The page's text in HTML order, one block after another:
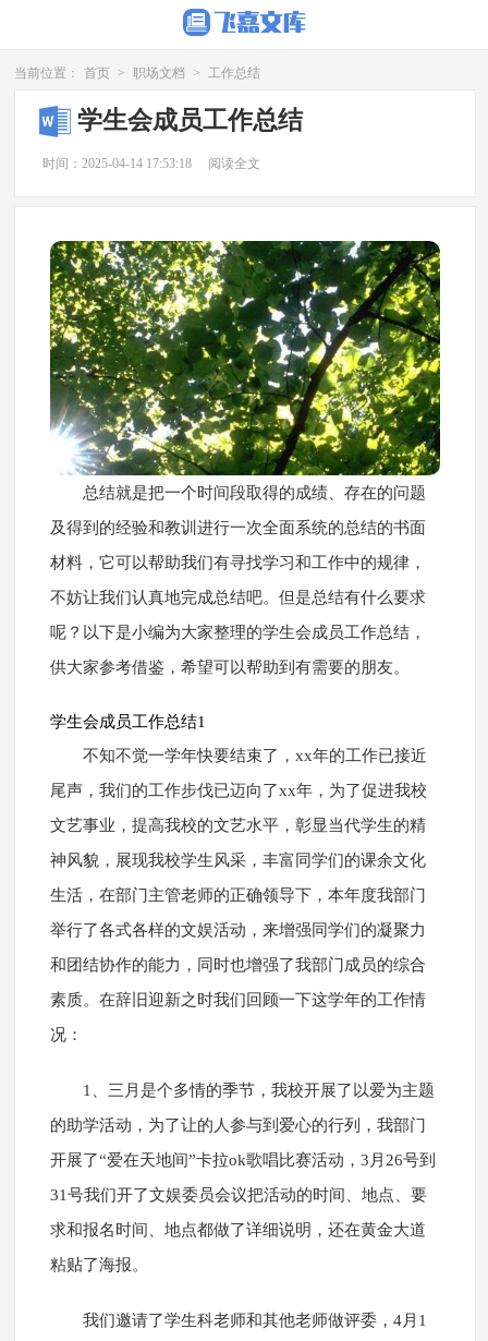
当前位置： 首页 > 职场文档 > 工作总结
学生会成员工作总结
时间：2025-04-14 17:53:18 阅读全文
总结就是把一个时间段取得的成绩、存在的问题
及得到的经验和教训进行一次全面系统的总结的书面
材料，它可以帮助我们有寻找学习和工作中的规律，
不妨让我们认真地完成总结吧。但是总结有什么要求
呢？以下是小编为大家整理的学生会成员工作总结，
供大家参考借鉴，希望可以帮助到有需要的朋友。
学生会成员工作总结1
不知不觉一学年快要结束了，xx年的工作已接近
尾声，我们的工作步伐已迈向了xx年，为了促进我校
文艺事业，提高我校的文艺水平，彰显当代学生的精
神风貌，展现我校学生风采，丰富同学们的课余文化
生活，在部门主管老师的正确领导下，本年度我部门
举行了各式各样的文娱活动，来增强同学们的凝聚力
和团结协作的能力，同时也增强了我部门成员的综合
素质。在辞旧迎新之时我们回顾一下这学年的工作情
况：
1、三月是个多情的季节，我校开展了以爱为主题
的助学活动，为了让的人参与到爱心的行列，我部门
开展了“爱在天地间”卡拉ok歌唱比赛活动，3月26号到
31号我们开了文娱委员会议把活动的时间、地点、要
求和报名时间、地点都做了详细说明，还在黄金大道
粘贴了海报。
我们邀请了学生科老师和其他老师做评委，4月1